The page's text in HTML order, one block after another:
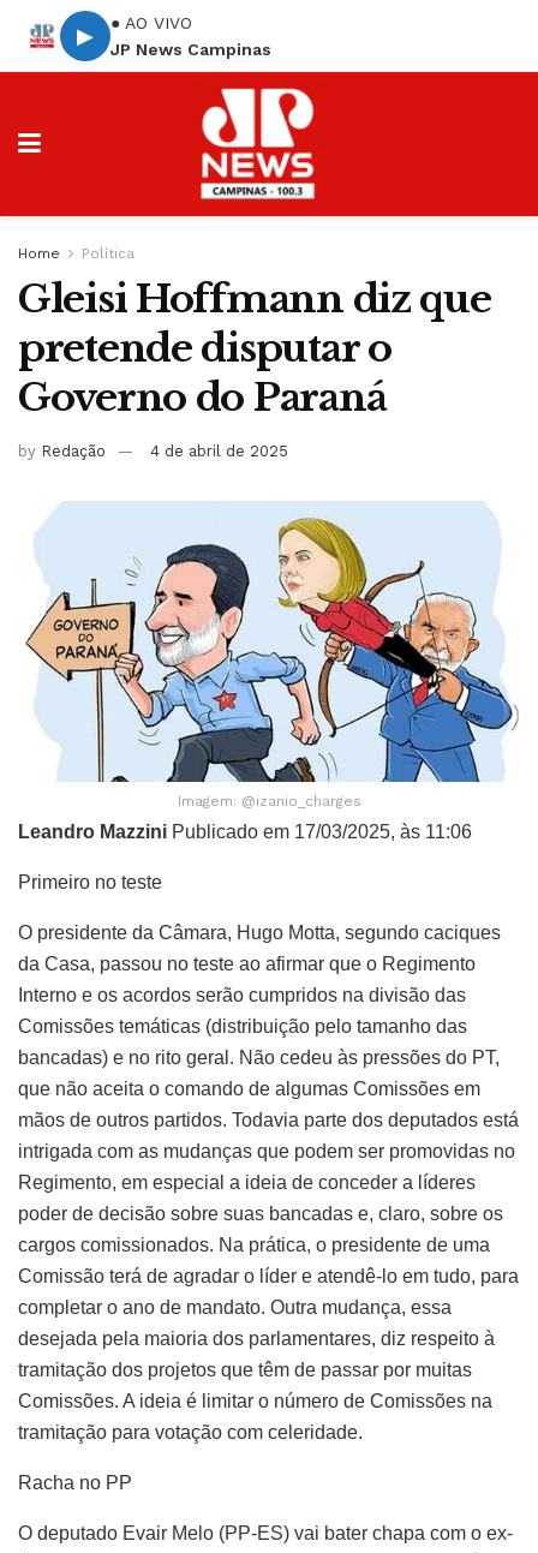
▶
● AO VIVO
JP News Campinas
Home Política
Gleisi Hoffmann diz que
pretende disputar o
Governo do Paraná
by Redação 4 de abril de 2025
Imagem: @izanio_charges
Leandro Mazzini Publicado em 17/03/2025, às 11:06
Primeiro no teste
O presidente da Câmara, Hugo Motta, segundo caciques
da Casa, passou no teste ao afirmar que o Regimento
Interno e os acordos serão cumpridos na divisão das
Comissões temáticas (distribuição pelo tamanho das
bancadas) e no rito geral. Não cedeu às pressões do PT,
que não aceita o comando de algumas Comissões em
mãos de outros partidos. Todavia parte dos deputados está
intrigada com as mudanças que podem ser promovidas no
Regimento, em especial a ideia de conceder a líderes
poder de decisão sobre suas bancadas e, claro, sobre os
cargos comissionados. Na prática, o presidente de uma
Comissão terá de agradar o líder e atendê-lo em tudo, para
completar o ano de mandato. Outra mudança, essa
desejada pela maioria dos parlamentares, diz respeito à
tramitação dos projetos que têm de passar por muitas
Comissões. A ideia é limitar o número de Comissões na
tramitação para votação com celeridade.
Racha no PP
O deputado Evair Melo (PP-ES) vai bater chapa com o ex-